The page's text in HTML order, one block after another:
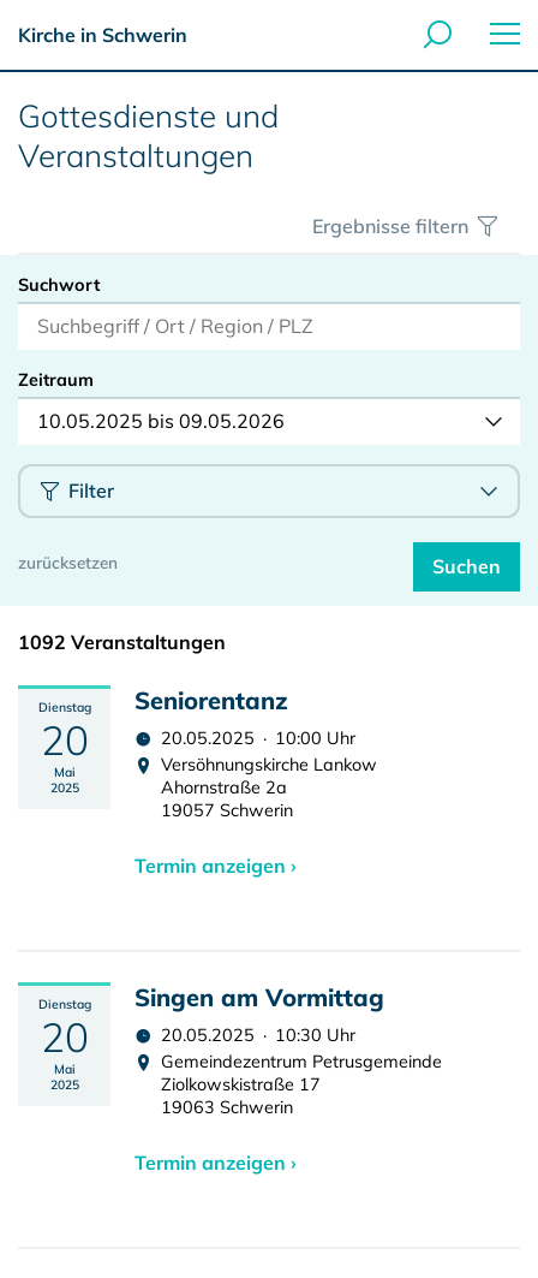
Kirche in Schwerin
Gottesdienste und
Veranstaltungen
Ergebnisse filtern
Suchwort
Zeitraum
10.05.2025 bis 09.05.2026
Filter
1092 Veranstaltungen
Dienstag
20
Mai
2025
Seniorentanz
20.05.2025 · 10:00 Uhr
Versöhnungskirche Lankow
Ahornstraße 2a
19057 Schwerin
Termin anzeigen ›
Dienstag
20
Mai
2025
Singen am Vormittag
20.05.2025 · 10:30 Uhr
Gemeindezentrum Petrusgemeinde
Ziolkowskistraße 17
19063 Schwerin
Termin anzeigen ›